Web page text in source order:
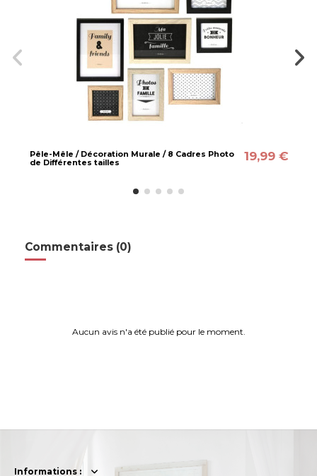
Pêle-Mêle / Décoration Murale / 8 Cadres Photo
de Différentes tailles
19,99 €
Commentaires (0)
Aucun avis n'a été publié pour le moment.
Informations :